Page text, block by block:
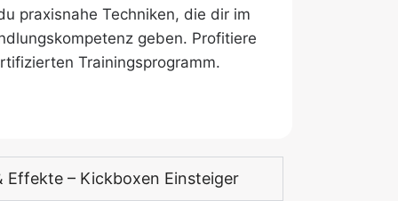
praxisnahe Techniken, die dir im
geben. Profitiere
Trainingsprogramm.
Effekte – Kickboxen Einsteiger